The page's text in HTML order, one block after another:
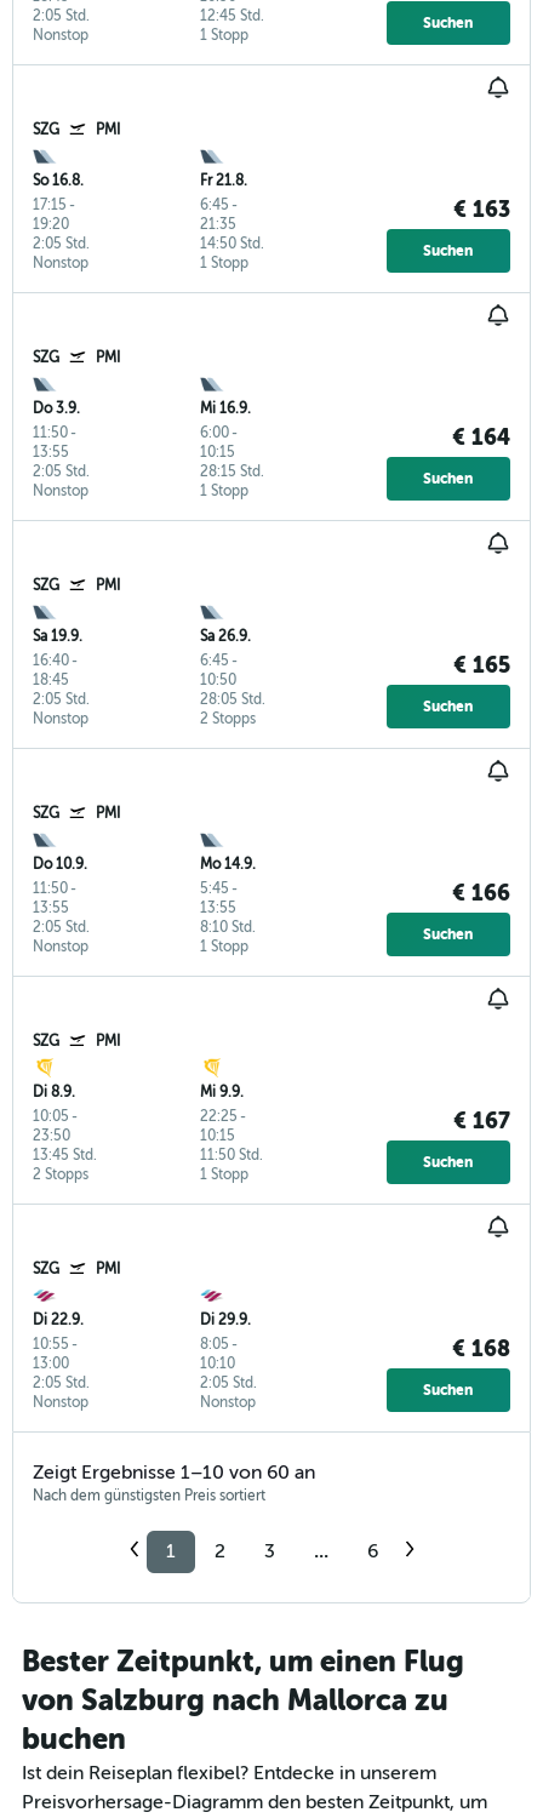
Nonstop
2:05 Std.
1 Stopp
12:45 Std. Suchen
SZG PMI
So 16.8.
17:15 -
19:20
Nonstop
2:05 Std.
Fr 21.8.
6:45 -
21:35
1 Stopp
14:50 Std.
€ 163
Suchen
SZG PMI
Do 3.9.
11:50-
13:55
Nonstop
2:05 Std.
Mi 16.9.
6:00-
10:15
1 Stopp
28:15 Std.
€ 164
Suchen
SZG PMI
Sa 19.9.
16:40-
18:45
Nonstop
2:05 Std.
Sa 26.9.
6:45 -
10:50
2 Stopps
28:05 Std.
€ 165
Suchen
SZG PMI
Do 10.9.
11:50-
13:55
Nonstop
2:05 Std.
Mo 14.9.
5:45 -
13:55
1 Stopp
8:10 Std.
€ 166
Suchen
SZG PMI
Di 8.9.
10:05 -
23:50
2 Stopps
13:45 Std.
Mi 9.9.
22:25 -
10:15
1 Stopp
11:50 Std.
€ 167
Suchen
SZG PMI
Di 22.9.
10:55 -
13:00
Nonstop
2:05 Std.
Di 29.9.
8:05 -
10:10
Nonstop
2:05 Std.
€ 168
Suchen
Zeigt Ergebnisse 1–10 von 60 an
Nach dem günstigsten Preis sortiert
1 2 3 ... 6
Bester Zeitpunkt, um einen Flug
von Salzburg nach Mallorca zu
buchen
Ist dein Reiseplan flexibel? Entdecke in unserem
Preisvorhersage-Diagramm den besten Zeitpunkt, um